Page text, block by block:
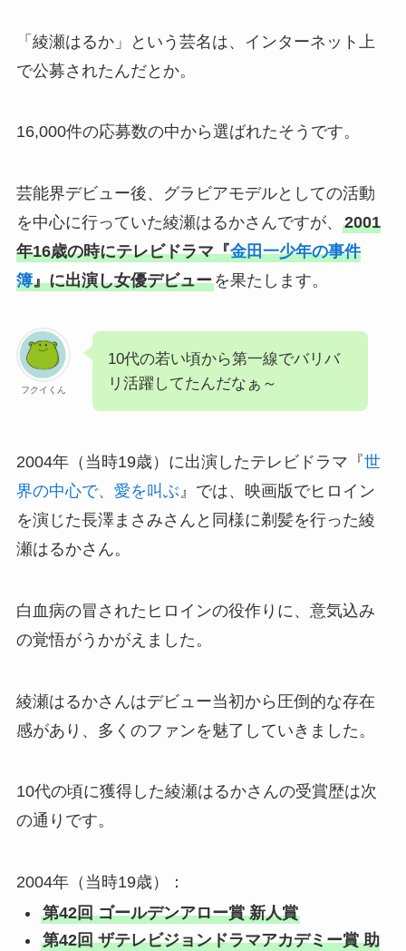
「綾瀬はるか」という芸名は、インターネット上
で公募されたんだとか。
16,000件の応募数の中から選ばれたそうです。
芸能界デビュー後、グラビアモデルとしての活動
を中心に行っていた綾瀬はるかさんですが、 2001
年16歳の時にテレビドラマ『金田一少年の事件
簿』に出演し女優デビューを果たします。
フクイくん
10代の若い頃から第一線でバリバ
リ活躍してたんだなぁ～
2004年（当時19歳）に出演したテレビドラマ『世
界の中心で、愛を叫ぶ 』では、映画版でヒロイン
を演じた長澤まさみさんと同様に剃髪を行った綾
瀬はるかさん。
白血病の冒されたヒロインの役作りに、意気込み
の覚悟がうかがえました。
綾瀬はるかさんはデビュー当初から圧倒的な存在
感があり、多くのファンを魅了していきました。
10代の頃に獲得した綾瀬はるかさんの受賞歴は次
の通りです。
2004年（当時19歳）：
第42回 ゴールデンアロー賞 新人賞
第42回 ザテレビジョンドラマアカデミー賞 助